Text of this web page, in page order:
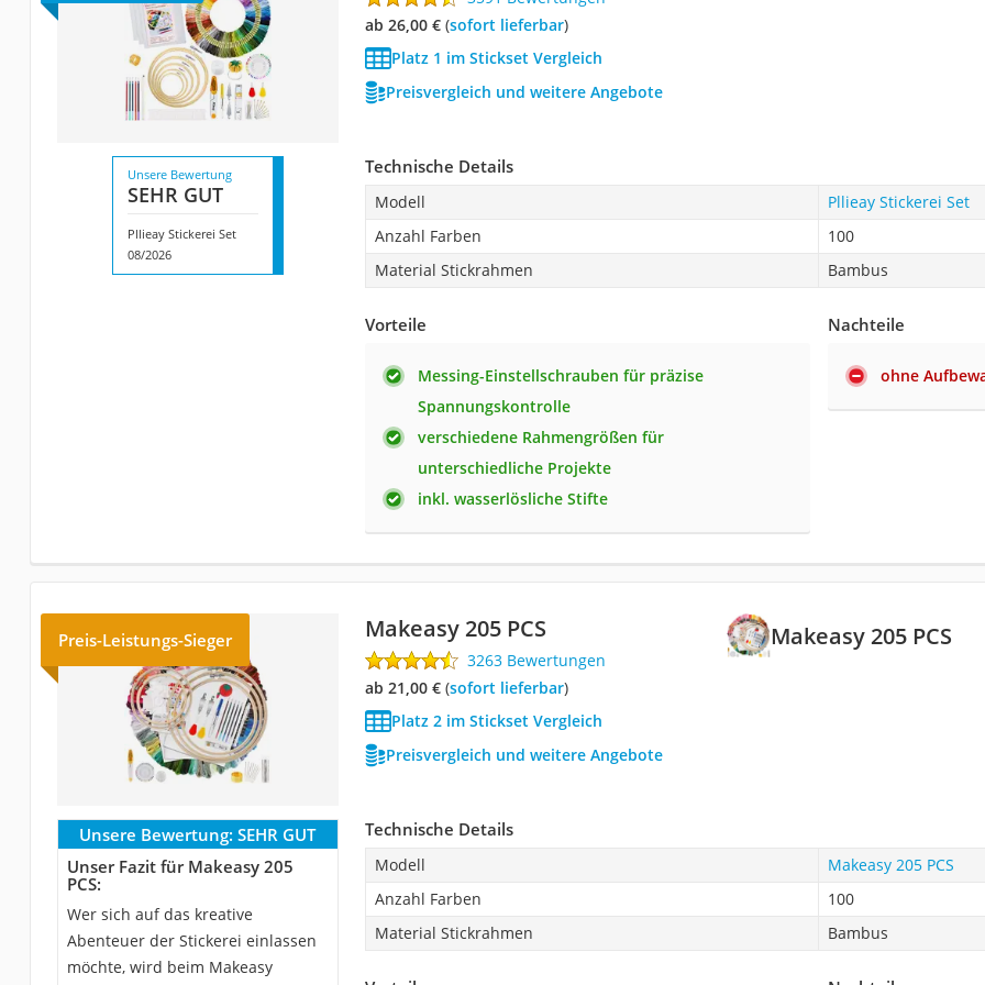
ab 26,00 €( Sofort lieferbar)
Platz 1 im Stickset Vergleich
Preisvergleich und weitere Angebote
Unsere Bewertung
SEHR GUT
Pllieay Stickerei Set
08/2026
Technische Details
Modell
Pllieay Stickerei Set
Anzahl Farben
100
Material Stickrahmen
Bambus
Vorteile
Messing-Einstellschrauben für präzise
Spannungskontrolle
verschiedene Rahmengrößen für
unterschiedliche Projekte
inkl. wasserlösliche Stifte
Nachteile
ohne
Makeasy 205 PCS
Preis-Leistungs-Sieger Makeasy 205 PCS
3263 Bewertungen
ab 21,00 €( Sofort lieferbar)
Platz 2 im Stickset Vergleich
Preisvergleich und weitere Angebote
Unsere Bewertung: SEHR GUT
Unser Fazit für Makeasy 205
PCS:
Wer sich auf das kreative
Abenteuer der Stickerei einlassen
möchte, wird beim Makeasy
Technische Details
Modell
Makeasy 205 PCS
Anzahl Farben
100
Material Stickrahmen
Bambus